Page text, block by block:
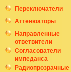
Переключатели
Аттенюаторы
Направленные
ответвители
Согласователи
импеданса
Радиопрозрачные